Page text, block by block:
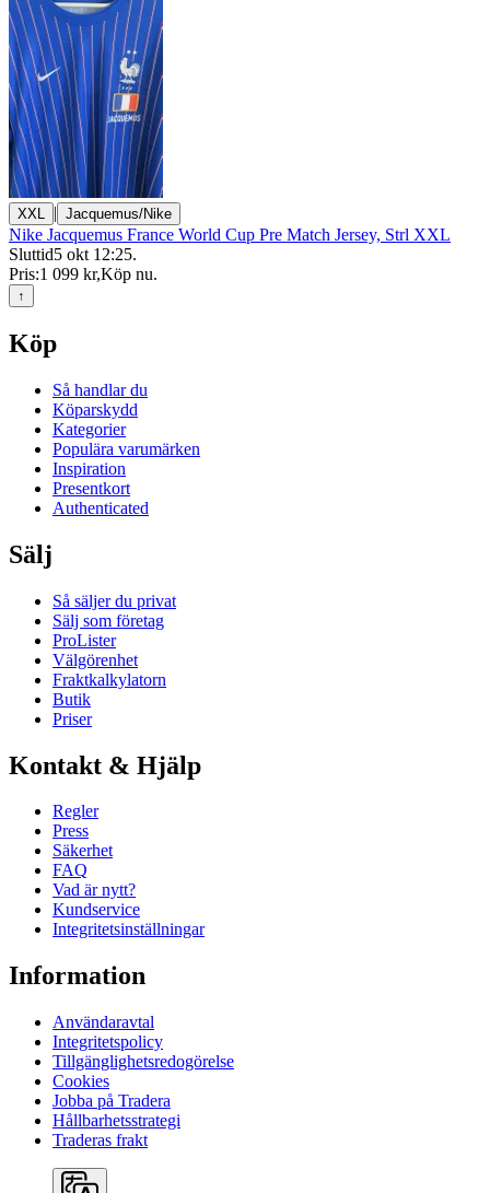
XXL | Jacquemus/Nike
Nike Jacquemus France World Cup Pre Match Jersey, Strl XXL
Sluttid5 okt 12:25.
Pris:1 099 kr,Köp nu.
↑
Köp
Så handlar du
Köparskydd
Kategorier
Populära varumärken
Inspiration
Presentkort
Authenticated
Sälj
Så säljer du privat
Sälj som företag
ProLister
Välgörenhet
Fraktkalkylatorn
Butik
Priser
Kontakt & Hjälp
Regler
Press
Säkerhet
FAQ
Vad är nytt?
Kundservice
Integritetsinställningar
Information
Användaravtal
Integritetspolicy
Tillgänglighetsredogörelse
Cookies
Jobba på Tradera
Hållbarhetsstrategi
Traderas frakt